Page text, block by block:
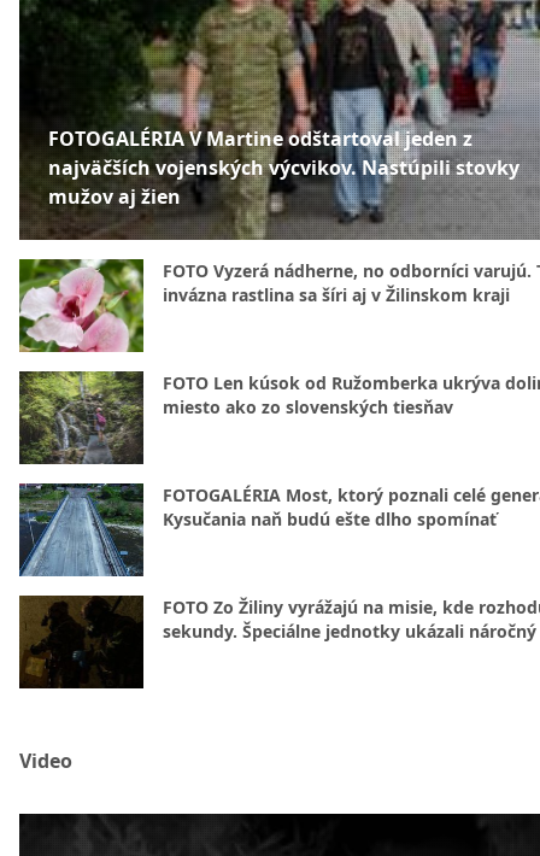
FOTOGALÉRIA V Martine odštartoval jeden z
najväčších vojenských výcvikov. Nastúpili stovky
mužov aj žien
FOTO Vyzerá nádherne, no odborníci varujú.
invázna rastlina sa šíri aj v Žilinskom kraji
FOTO Len kúsok od Ružomberka ukrýva
miesto ako zo slovenských tiesňav
FOTOGALÉRIA Most, ktorý poznali celé
Kysučania naň budú ešte dlho spomínať
FOTO Zo Žiliny vyrážajú na misie, kde
sekundy. Špeciálne jednotky ukázali
Video